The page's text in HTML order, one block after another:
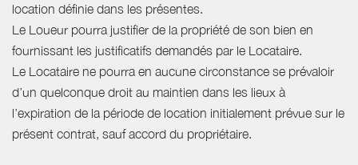
location définie dans les présentes.
Le Loueur pourra justifier de la propriété de son bien en
fournissant les justificatifs demandés par le Locataire.
Le Locataire ne pourra en aucune circonstance se prévaloir
d’un quelconque droit au maintien dans les lieux à
l’expiration de la période de location initialement prévue sur le
présent contrat, sauf accord du propriétaire.